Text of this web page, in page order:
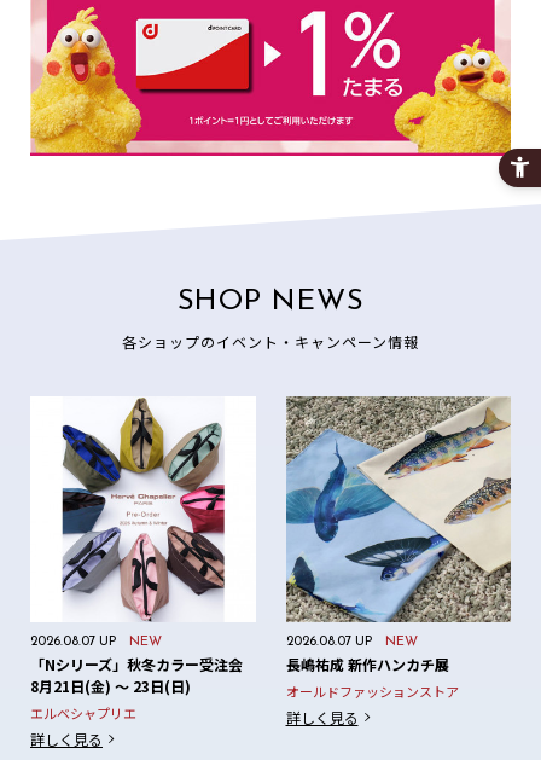
SHOP NEWS
各ショップのイベント・キャンペーン情報
2026.08.07 UP NEW
「Nシリーズ」秋冬カラー受注会
8月21日(金) ～ 23日(日)
エルベシャプリエ
詳しく見る
2026.08.07 UP NEW
長嶋祐成 新作ハンカチ展
オールドファッションストア
詳しく見る